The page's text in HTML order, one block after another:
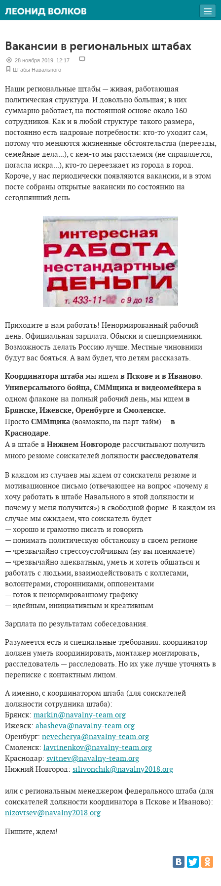
Вакансии в региональных штабах
28 ноября 2019, 12:17
Штабы Навального
Наши региональные штабы — живая, работающая
политическая структура. И довольно большая; в них
суммарно работает, на постоянной основе около 160
сотрудников. Как и в любой структуре такого размера,
постоянно есть кадровые потребности: кто-то уходит сам,
потому что меняются жизненные обстоятельства (переезды,
семейные дела...), с кем-то мы расстаемся (не справляется,
погасла искра...), кто-то переезжает из города в город.
Короче, у нас периодически появляются вакансии, и в этом
посте собраны открытые вакансии по состоянию на
сегодняшний день.
Приходите в нам работать! Ненормированный рабочий
день. Официальная зарплата. Обыски и спецприемники.
Возможность делать Россию лучше. Местные чиновники
будут вас бояться. А вам будет, что детям рассказать.
Координатора штаба мы ищем в Пскове и в Иваново.
Универсального бойца, СММщика и видеомейкера в
одном флаконе на полный рабочий день, мы ищем в
Брянске, Ижевске, Оренбурге и Смоленске.
Просто СММщика (возможно, на парт-тайм) —в
Краснодаре.
А в штабе в Нижнем Новгороде рассчитывают получить
много резюме соискателей должности расследователя.
В каждом из случаев мы ждем от соискателя резюме и
мотивационное письмо (отвечающее на вопрос «почему я
хочу работать в штабе Навального в этой должности и
почему у меня получится») в свободной форме. В каждом из
случае мы ожидаем, что соискатель будет
— хорошо и грамотно писать и говорить
— понимать политическую обстановку в своем регионе
— чрезвычайно стрессоустойчивым (ну вы понимаете)
— чрезвычайно адекватным, уметь и хотеть общаться и
работать с людьми, взаимодействовать с коллегами,
волонтерами, сторонниками, оппонентами
— готов к ненормированному графику
— идейным, инициативным и креативным
Зарплата по результатам собеседования.
Разумеется есть и специальные требования: координатор
должен уметь координировать, монтажер монтировать,
расследователь — расследовать. Но их уже лучше уточнять в
переписке с контактным лицом.
А именно, с координатором штаба (для соискателей
должности сотрудника штаба):
Брянск: markin@navalny-team.org
Ижевск: abasheva@navalny-team.org
Оренбург: nevecherya@navalny-team.org
Смоленск: lavrinenkov@navalny-team.org
Краснодар: svitnev@navalny-team.org
Нижний Новгород: silivonchik@navalny2018.org
или с региональным менеджером федерального штаба (для
соискателей должности координатора в Пскове и Иваново):
nizovtsev@navalny2018.org
Пишите, ждем!